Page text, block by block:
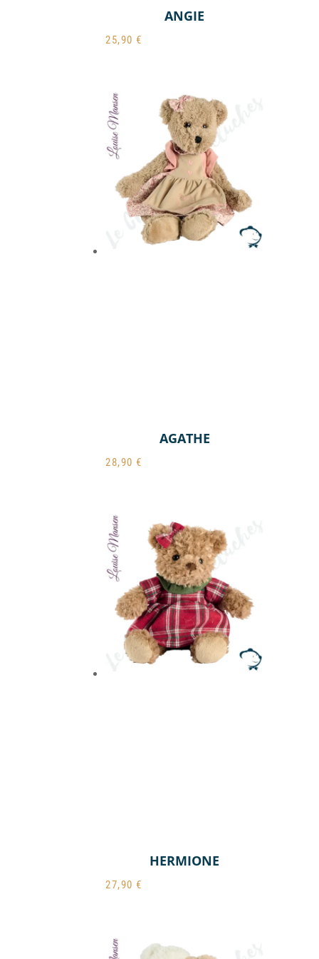
ANGIE
25,90€
AGATHE
28,90€
HERMIONE
27,90€